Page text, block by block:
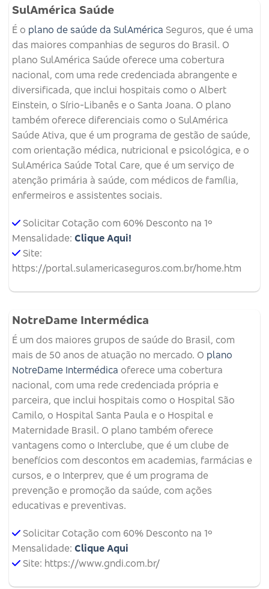
SulAmérica Saúde
É o plano de saúde da SulAmérica Seguros, que é uma
das maiores companhias de seguros do Brasil. O
plano SulAmérica Saúde oferece uma cobertura
nacional, com uma rede credenciada abrangente e
diversificada, que inclui hospitais como o Albert
Einstein, o Sírio-Libanês e o Santa Joana. O plano
também oferece diferenciais como o SulAmérica
Saúde Ativa, que é um programa de gestão de saúde,
com orientação médica, nutricional e psicológica, e o
SulAmérica Saúde Total Care, que é um serviço de
atenção primária à saúde, com médicos de família,
enfermeiros e assistentes sociais.
Solicitar Cotação com 60% Desconto na 1º
Mensalidade: Clique Aqui!
Site:
https://portal.sulamericaseguros.com.br/home.htm
NotreDame Intermédica
É um dos maiores grupos de saúde do Brasil, com
mais de 50 anos de atuação no mercado. O plano
NotreDame Intermédica oferece uma cobertura
nacional, com uma rede credenciada própria e
parceira, que inclui hospitais como o Hospital São
Camilo, o Hospital Santa Paula e o Hospital e
Maternidade Brasil. O plano também oferece
vantagens como o Interclube, que é um clube de
benefícios com descontos em academias, farmácias e
cursos, e o Interprev, que é um programa de
prevenção e promoção da saúde, com ações
educativas e preventivas.
Solicitar Cotação com 60% Desconto na 1º
Mensalidade: Clique Aqui
Site: https://www.gndi.com.br/